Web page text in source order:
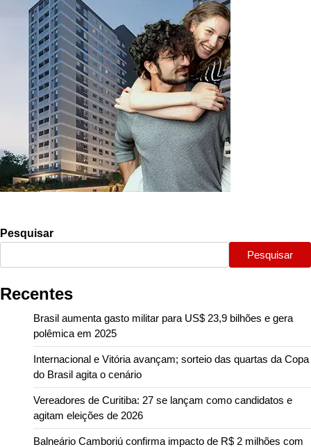
Pesquisar
Pesquisar
Recentes
Brasil aumenta gasto militar para US$ 23,9 bilhões e gera
polêmica em 2025
Internacional e Vitória avançam; sorteio das quartas da Copa
do Brasil agita o cenário
Vereadores de Curitiba: 27 se lançam como candidatos e
agitam eleições de 2026
Balneário Camboriú confirma impacto de R$ 2 milhões com